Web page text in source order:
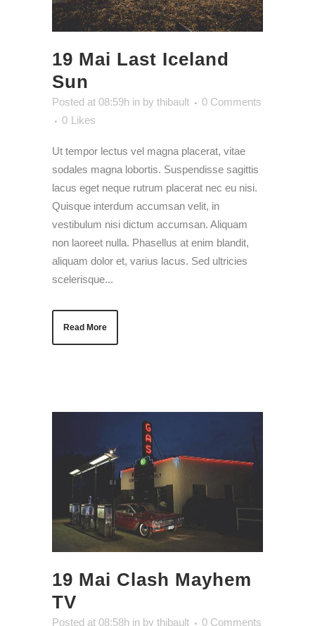
19 Mai Last Iceland
Sun
Posted at 08:59h in by thibault
0 Comments
0 Likes
Ut tempor lectus vel magna placerat, vitae
sodales magna lobortis. Suspendisse sagittis
lacus eget neque rutrum placerat nec eu nisi.
Quisque interdum accumsan velit, in
vestibulum nisi dictum accumsan. Aliquam
non laoreet nulla. Phasellus at enim blandit,
aliquam dolor et, varius lacus. Sed ultricies
scelerisque...
Read More
19 Mai Clash Mayhem
TV
Posted at 08:58h in by thibault
0 Comments